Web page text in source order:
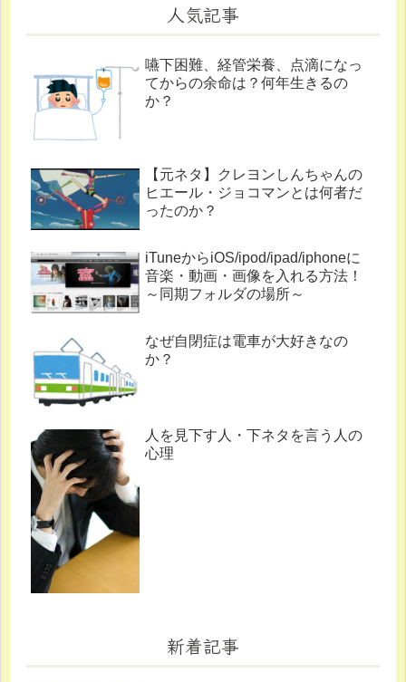
人気記事
嚥下困難、経管栄養、点滴になっ
てからの余命は？何年生きるの
か？
【元ネタ】クレヨンしんちゃんの
ヒエール・ジョコマンとは何者だ
ったのか？
iTuneからiOS/ipod/ipad/iphoneに
音楽・動画・画像を入れる方法！
～同期フォルダの場所～
なぜ自閉症は電車が大好きなの
か？
人を見下す人・下ネタを言う人の
心理
新着記事